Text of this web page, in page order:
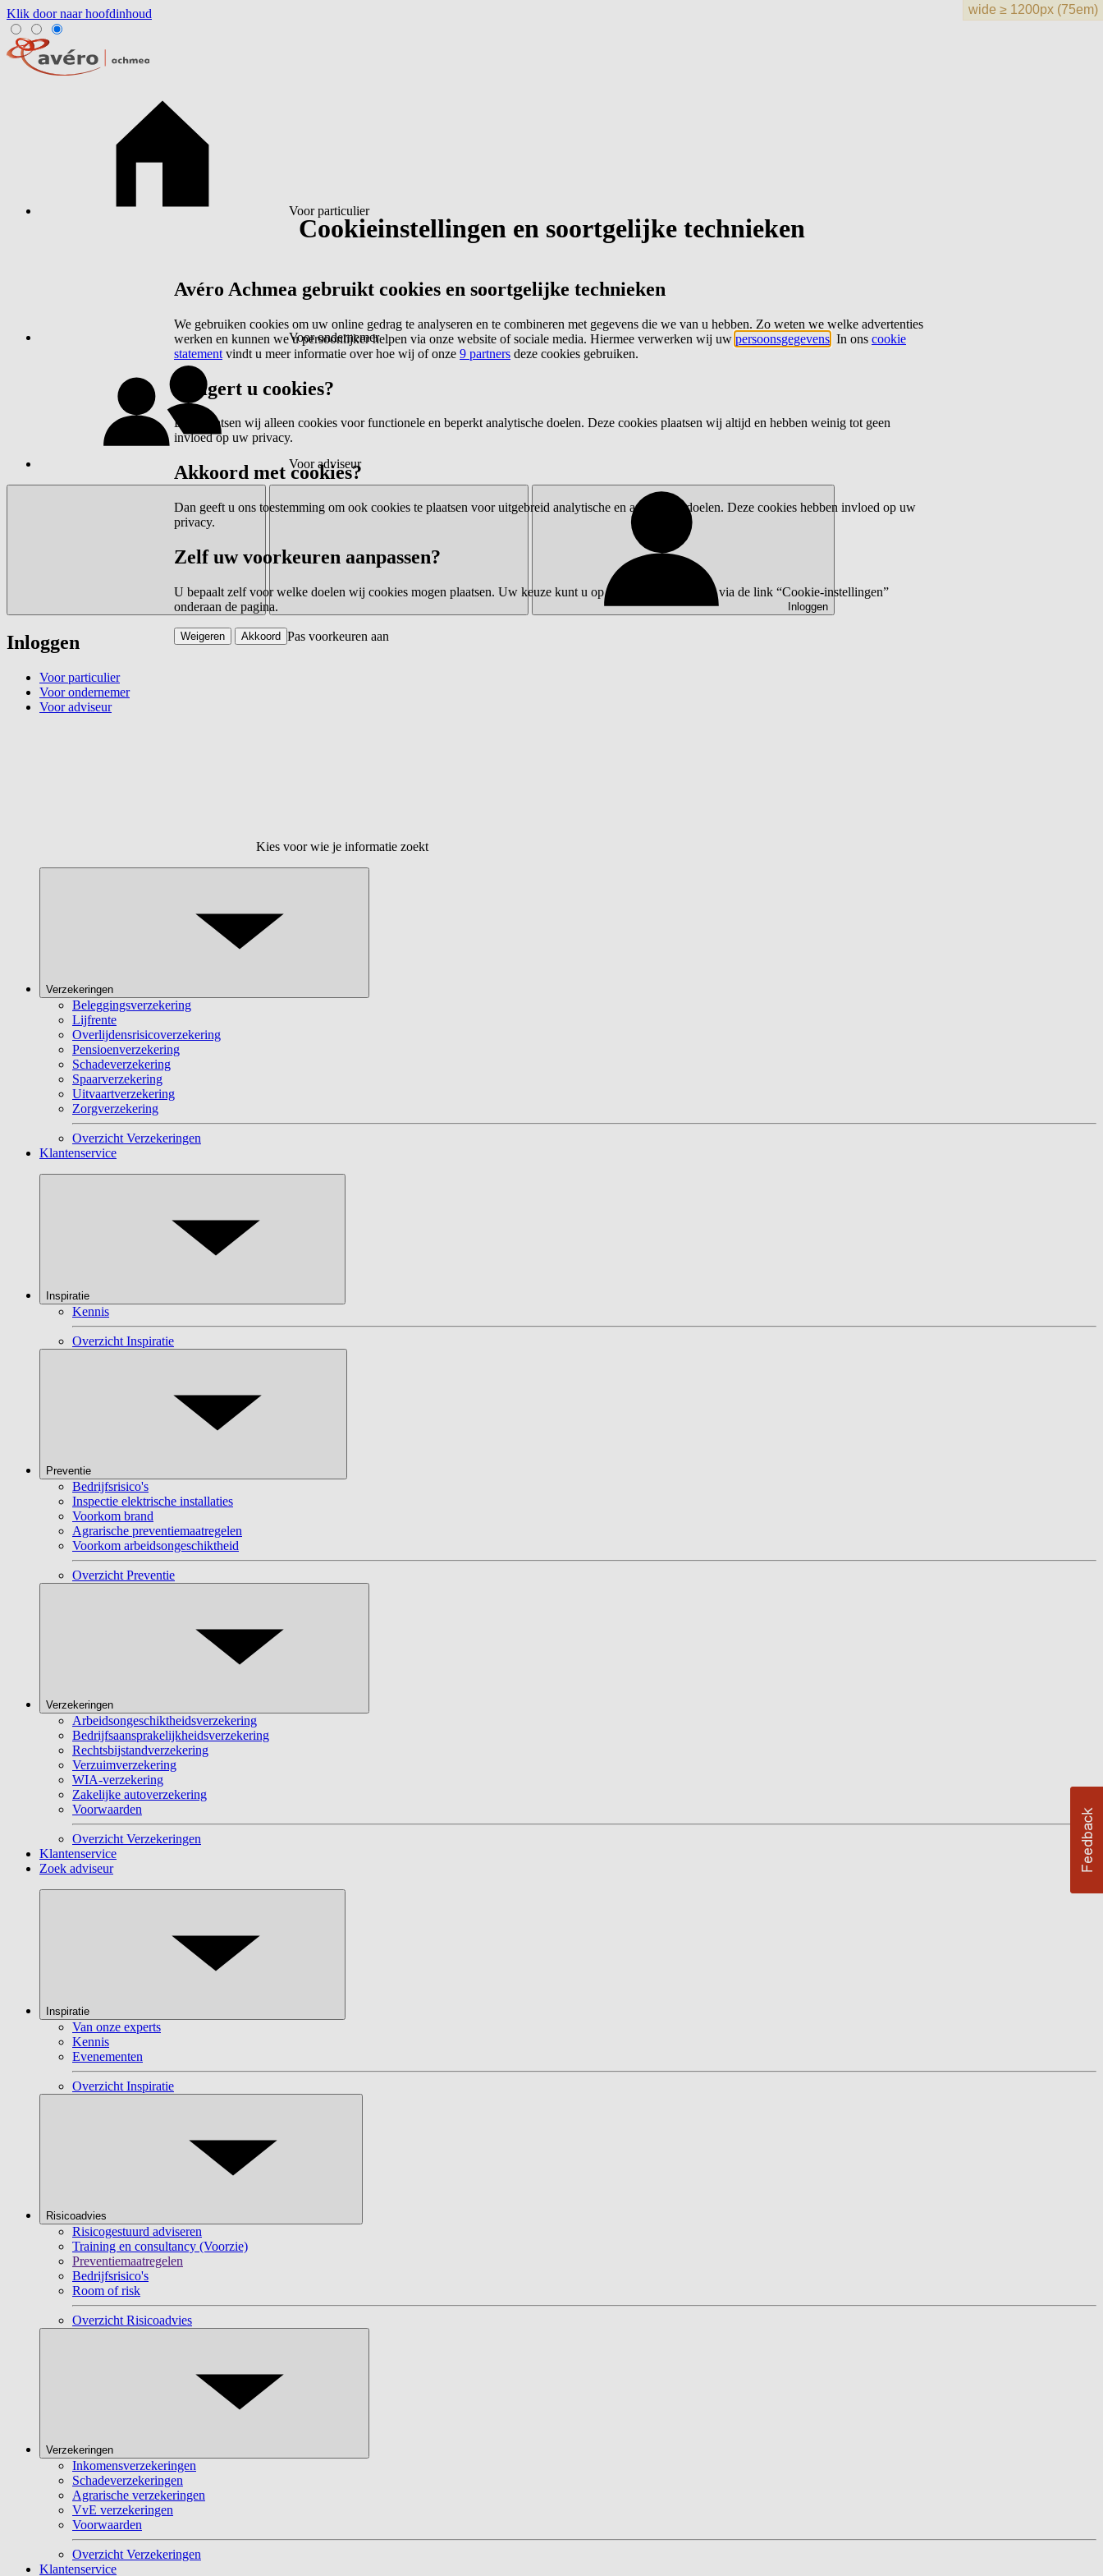
Klik door naar hoofdinhoud
Voor particulier
Voor ondernemer
Voor adviseur
Inloggen
Inloggen
Voor particulier
Voor ondernemer
Voor adviseur
Kies voor wie je informatie zoekt
Verzekeringen
Beleggingsverzekering
Lijfrente
Overlijdensrisicoverzekering
Pensioenverzekering
Schadeverzekering
Spaarverzekering
Uitvaartverzekering
Zorgverzekering
Overzicht Verzekeringen
Klantenservice
Inspiratie
Kennis
Overzicht Inspiratie
Preventie
Bedrijfsrisico's
Inspectie elektrische installaties
Voorkom brand
Agrarische preventiemaatregelen
Voorkom arbeidsongeschiktheid
Overzicht Preventie
Verzekeringen
Arbeidsongeschiktheidsverzekering
Bedrijfsaansprakelijkheidsverzekering
Rechtsbijstandverzekering
Verzuimverzekering
WIA-verzekering
Zakelijke autoverzekering
Voorwaarden
Overzicht Verzekeringen
Klantenservice
Zoek adviseur
Inspiratie
Van onze experts
Kennis
Evenementen
Overzicht Inspiratie
Risicoadvies
Risicogestuurd adviseren
Training en consultancy (Voorzie)
Preventiemaatregelen
Bedrijfsrisico's
Room of risk
Overzicht Risicoadvies
Verzekeringen
Inkomensverzekeringen
Schadeverzekeringen
Agrarische verzekeringen
VvE verzekeringen
Voorwaarden
Overzicht Verzekeringen
Klantenservice
Cookieinstellingen en soortgelijke technieken
Avéro Achmea gebruikt cookies en soortgelijke technieken
We gebruiken cookies om uw online gedrag te analyseren en te combineren met gegevens die we van u hebben. Zo weten we welke advertenties
werken en kunnen we u persoonlijker helpen via onze website of sociale media. Hiermee verwerken wij uw persoonsgegevens . In ons cookie
statement vindt u meer informatie over hoe wij of onze 9 partners deze cookies gebruiken.
Weigert u cookies?
Dan plaatsen wij alleen cookies voor functionele en beperkt analytische doelen. Deze cookies plaatsen wij altijd en hebben weinig tot geen
invloed op uw privacy.
Akkoord met cookies?
Dan geeft u ons toestemming om ook cookies te plaatsen voor uitgebreid analytische en advertentiedoelen. Deze cookies hebben invloed op uw
privacy.
Zelf uw voorkeuren aanpassen?
U bepaalt zelf voor welke doelen wij cookies mogen plaatsen. Uw keuze kunt u op elk moment wijzigen via de link “Cookie-instellingen”
onderaan de pagina.
Pas voorkeuren aan
Weigeren Akkoord